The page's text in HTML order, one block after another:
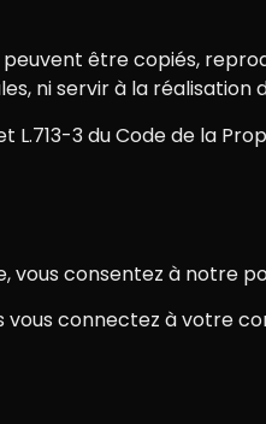
être copiés,
ni servir à la réalisation
L.713-3 du Code de la
consentez à notre
connectez à votre